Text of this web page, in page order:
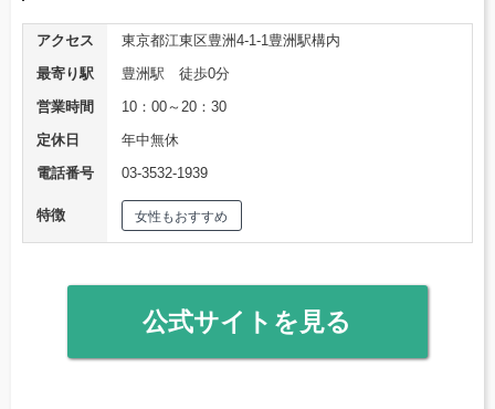
アクセス
東京都江東区豊洲4-1-1豊洲駅構内
最寄り駅
豊洲駅 徒歩0分
営業時間
10：00～20：30
定休日
年中無休
電話番号
03-3532-1939
特徴 女性もおすすめ
公式サイトを見る